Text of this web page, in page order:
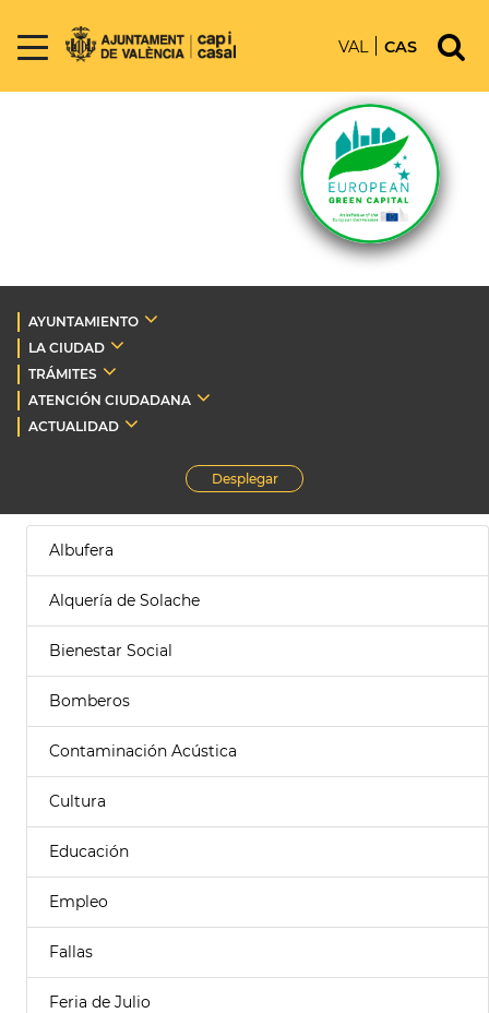
VAL CAS
AYUNTAMIENTO
LA CIUDAD
TRÁMITES
ATENCIÓN CIUDADANA
ACTUALIDAD
Desplegar
Albufera
Alquería de Solache
Bienestar Social
Bomberos
Contaminación Acústica
Cultura
Educación
Empleo
Fallas
Feria de Julio